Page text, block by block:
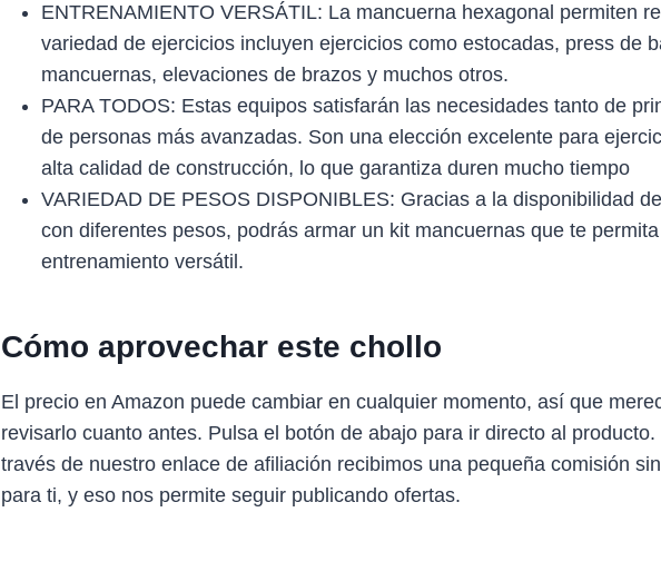
ENTRENAMIENTO VERSÁTIL: La mancuerna hexagonal permiten
variedad de ejercicios incluyen ejercicios como estocadas, press de
mancuernas, elevaciones de brazos y muchos otros.
PARA TODOS: Estas equipos satisfarán las necesidades tanto de
de personas más avanzadas. Son una elección excelente para
alta calidad de construcción, lo que garantiza duren mucho tiempo
VARIEDAD DE PESOS DISPONIBLES: Gracias a la disponibilidad
con diferentes pesos, podrás armar un kit mancuernas que te
entrenamiento versátil.
Cómo aprovechar este chollo
El precio en Amazon puede cambiar en cualquier momento, así que
revisarlo cuanto antes. Pulsa el botón de abajo para ir directo al
través de nuestro enlace de afiliación recibimos una pequeña comisión
para ti, y eso nos permite seguir publicando ofertas.